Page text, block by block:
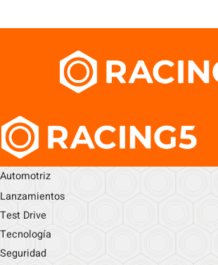
Automotriz
Lanzamientos
Test Drive
Tecnología
Seguridad